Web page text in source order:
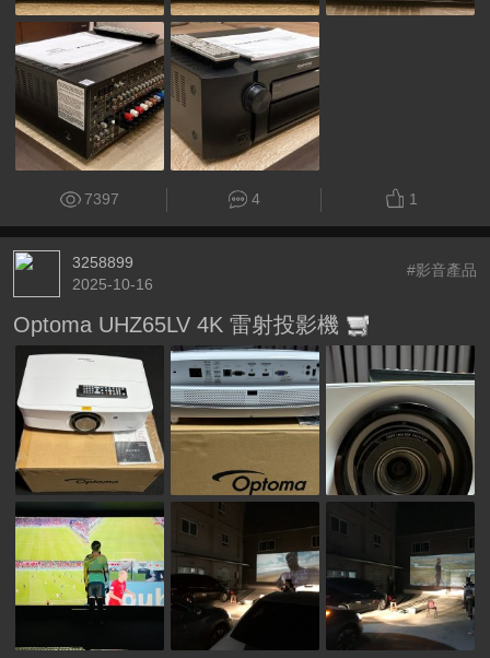
7397 4 1
3258899
2025-10-16
#影音產品
Optoma UHZ65LV 4K 雷射投影機